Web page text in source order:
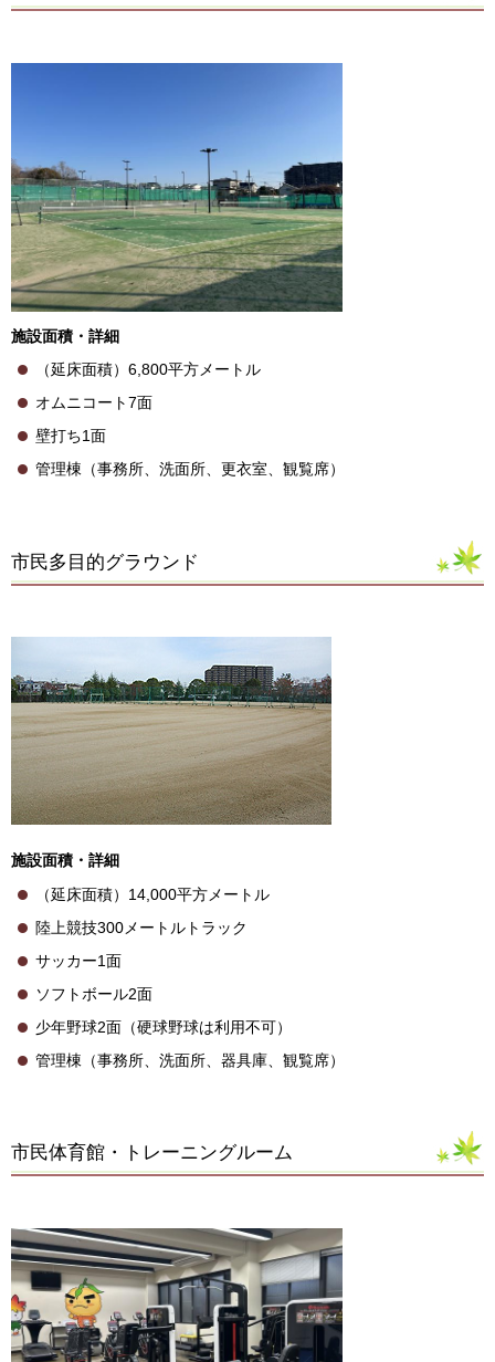
施設面積・詳細
（延床面積）6,800平方メートル
オムニコート7面
壁打ち1面
管理棟（事務所、洗面所、更衣室、観覧席）
市民多目的グラウンド
施設面積・詳細
（延床面積）14,000平方メートル
陸上競技300メートルトラック
サッカー1面
ソフトボール2面
少年野球2面（硬球野球は利用不可）
管理棟（事務所、洗面所、器具庫、観覧席）
市民体育館・トレーニングルーム